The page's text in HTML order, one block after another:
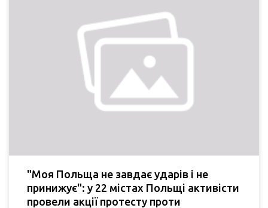
"Моя Польща не завдає ударів і не
принижує": у 22 містах Польщі активісти
провели акції протесту проти